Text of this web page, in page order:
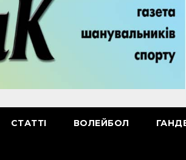
СТАТТІ ВОЛЕЙБОЛ